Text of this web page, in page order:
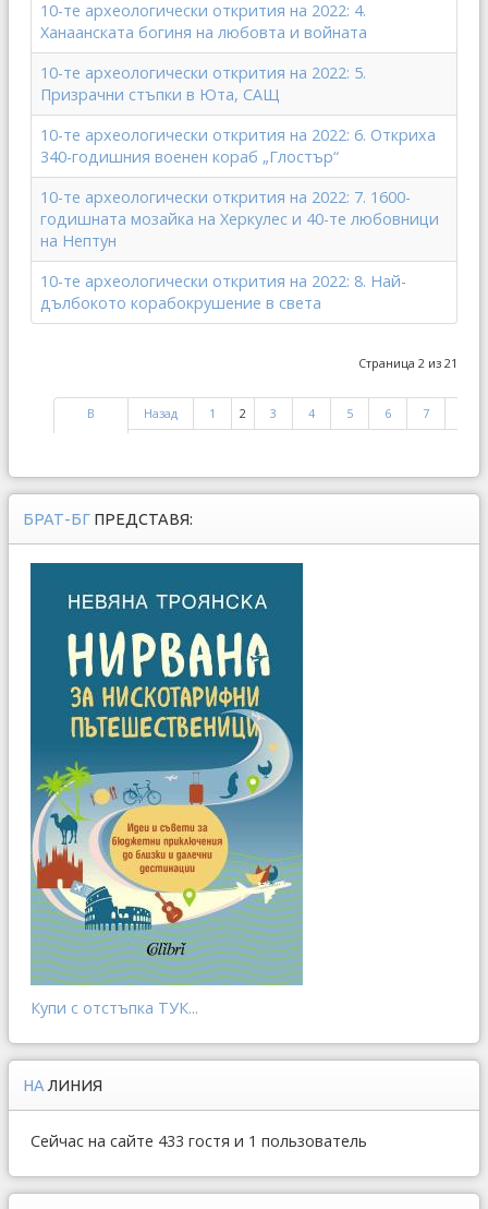
10-те археологически открития на 2022: 4.
Ханаанската богиня на любовта и войната
10-те археологически открития на 2022: 5.
Призрачни стъпки в Юта, САЩ
10-те археологически открития на 2022: 6. Откриха
340-годишния военен кораб „Глостър“
10-те археологически открития на 2022: 7. 1600-
годишната мозайка на Херкулес и 40-те любовници
на Нептун
10-те археологически открития на 2022: 8. Най-
дълбокото корабокрушение в света
Страница 2 из 21
В
Назад 1 2 3 4 5 6 7
БРАТ-БГ ПРЕДСТАВЯ:
Купи с отстъпка ТУК...
НА ЛИНИЯ
Сейчас на сайте 433 гостя и 1 пользователь